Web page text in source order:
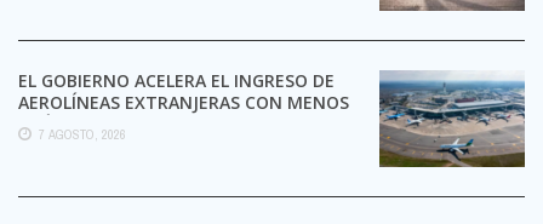
EL GOBIERNO ACELERA EL INGRESO DE
AEROLÍNEAS EXTRANJERAS CON MENOS
TRÁMITES
7 AGOSTO, 2026